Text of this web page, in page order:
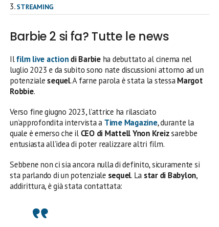
STREAMING
Barbie 2 si fa? Tutte le news
Ilfilm live actiondi Barbieha debuttato al cinema nel
luglio 2023 e da subito sono nate discussioni attorno ad un
potenziale sequel. A farne parola è stata la stessaMargot
Robbie.
Verso fine giugno 2023, l’attrice ha rilasciato
un’approfondita intervista a Time Magazine, durante la
quale è emerso che il CEO di Mattell Ynon Kreizsarebbe
entusiasta all’idea di poter realizzare altri film.
Sebbene non ci sia ancora nulla di definito, sicuramente si
sta parlando di un potenziale sequel. La star di Babylon,
addirittura, è già stata contattata: